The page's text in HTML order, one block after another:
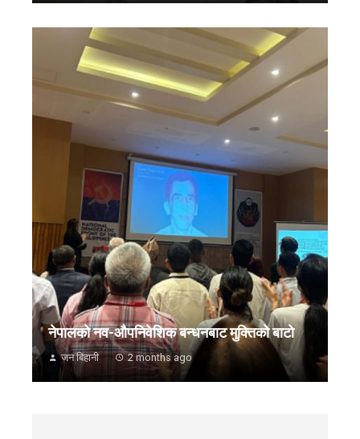
नेपालको नव-औपनिवेशिक बन्धनबाट मुक्तिको बाटो
जन बिहानी 2 months ago